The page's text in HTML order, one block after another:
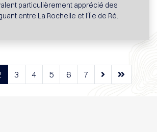
particulièrement apprécié des
entre La Rochelle et l’Île de Ré.
3 4 5 6 7